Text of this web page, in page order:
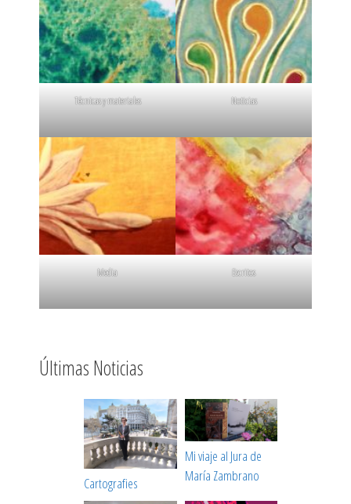
Técnicas y materiales Noticias
Media Escritos
Últimas Noticias
Cartografies
Mi viaje al Jura de
María Zambrano